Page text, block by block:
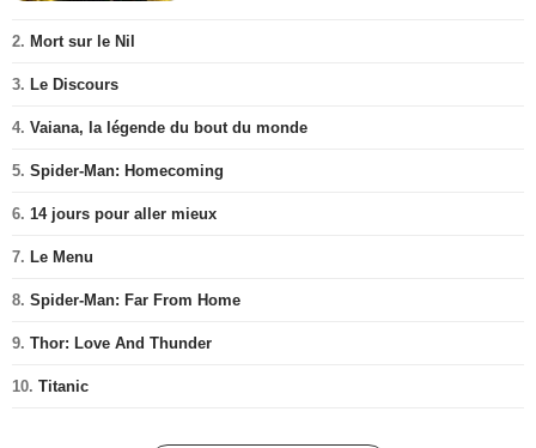
2. Mort sur le Nil
3. Le Discours
4. Vaiana, la légende du bout du monde
5. Spider-Man: Homecoming
6. 14 jours pour aller mieux
7. Le Menu
8. Spider-Man: Far From Home
9. Thor: Love And Thunder
10. Titanic